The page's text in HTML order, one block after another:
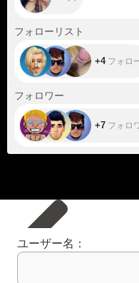
フォローリスト
+4フォロ
フォロワー
+7 フォロ
ユーザー名：